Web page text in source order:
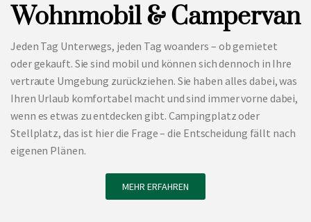
Wohnmobil & Campervan
Jeden Tag Unterwegs, jeden Tag woanders – ob gemietet
oder gekauft. Sie sind mobil und können sich dennoch in Ihre
vertraute Umgebung zurückziehen. Sie haben alles dabei, was
Ihren Urlaub komfortabel macht und sind immer vorne dabei,
wenn es etwas zu entdecken gibt. Campingplatz oder
Stellplatz, das ist hier die Frage – die Entscheidung fällt nach
eigenen Plänen.
MEHR ERFAHREN